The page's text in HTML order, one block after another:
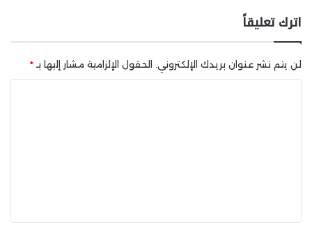
اترك تعليقاً
لن يتم نشر عنوان بريدك الإلكتروني. الحقول الإلزامية مشار إليها بـ *